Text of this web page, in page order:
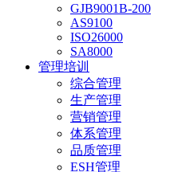
GJB9001B-200
AS9100
ISO26000
SA8000
管理培训
综合管理
生产管理
营销管理
体系管理
品质管理
ESH管理